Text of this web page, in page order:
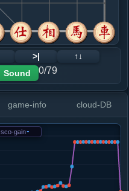
卒５进１
马７退９
马七进八
马７退９
>|
↑↓
Sound 0/79
game-info cloud-DB
sco-gain-